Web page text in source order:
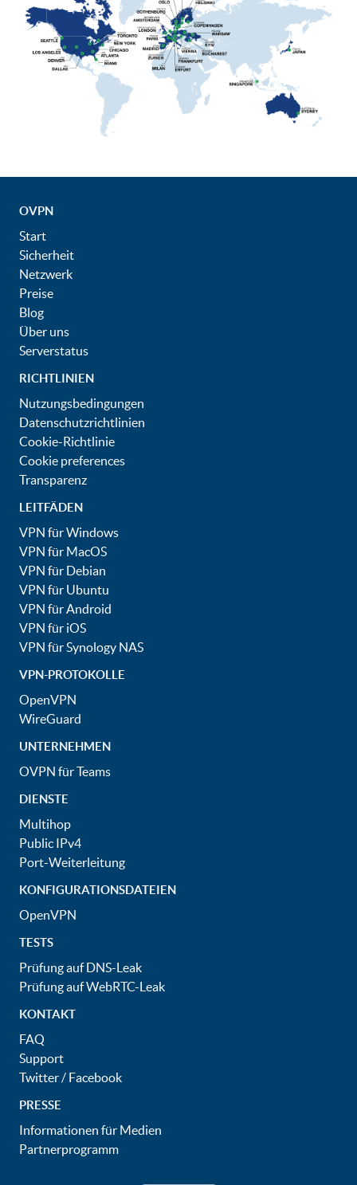
OVPN
Start
Sicherheit
Netzwerk
Preise
Blog
Über uns
Serverstatus
RICHTLINIEN
Nutzungsbedingungen
Datenschutzrichtlinien
Cookie-Richtlinie
Cookie preferences
Transparenz
LEITFÄDEN
VPN für Windows
VPN für MacOS
VPN für Debian
VPN für Ubuntu
VPN für Android
VPN für iOS
VPN für Synology NAS
VPN-PROTOKOLLE
OpenVPN
WireGuard
UNTERNEHMEN
OVPN für Teams
DIENSTE
Multihop
Public IPv4
Port-Weiterleitung
KONFIGURATIONSDATEIEN
OpenVPN
TESTS
Prüfung auf DNS-Leak
Prüfung auf WebRTC-Leak
KONTAKT
FAQ
Support
Twitter/ Facebook
PRESSE
Informationen für Medien
Partnerprogramm